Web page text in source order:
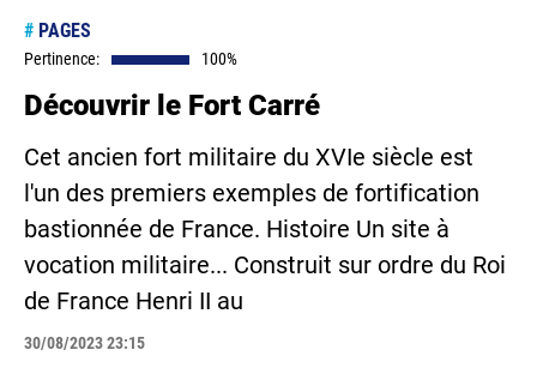
# PAGES
Pertinence: 100%
Découvrir le Fort Carré
Cet ancien fort militaire du XVIe siècle est
l'un des premiers exemples de fortification
bastionnée de France. Histoire Un site à
vocation militaire... Construit sur ordre du Roi
de France Henri II au
30/08/2023 23:15